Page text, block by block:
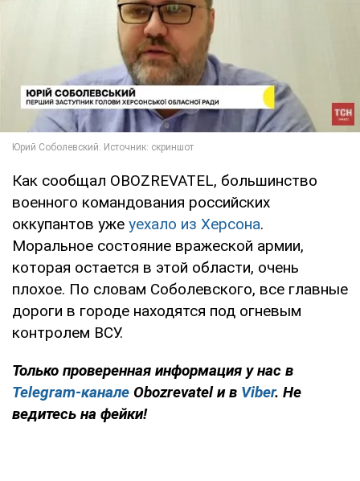
Как сообщал OBOZREVATEL, большинство
военного командования российских
оккупантов уже уехало из Херсона.
Моральное состояние вражеской армии,
которая остается в этой области, очень
плохое. По словам Соболевского, все главные
дороги в городе находятся под огневым
контролем ВСУ.
Только проверенная информация у нас в
Telegram-канале Obozrevatel и в Viber. Не
ведитесь на фейки!